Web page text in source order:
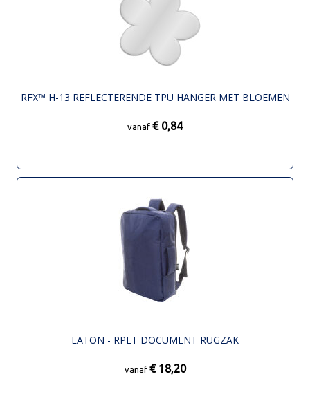
RFX™ H-13 REFLECTERENDE TPU HANGER MET BLOEMEN
vanaf € 0,84
EATON - RPET DOCUMENT RUGZAK
vanaf € 18,20